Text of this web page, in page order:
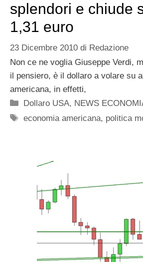
splendori e chiude
1,31 euro
23 Dicembre 2010 di Redazione
Non ce ne voglia Giuseppe Verdi,
il pensiero, è il dollaro a volare su
americana, in effetti,
Categorie
Dollaro USA, NEWS
Tag
economia americana, politica